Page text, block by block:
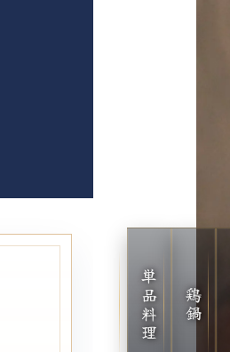
単品料理 鶏鍋